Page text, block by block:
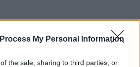
My Personal Information
the sale, sharing to third parties, or